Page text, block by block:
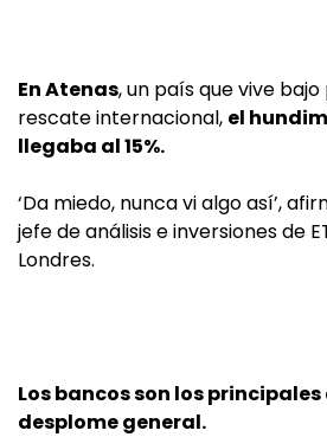
En Atenas, un país que vive
rescate internacional, el
llegaba al 15%.
‘Da miedo, nunca vi algo así’,
jefe de análisis e inversiones de
Londres.
Los bancos son los
desplome general.